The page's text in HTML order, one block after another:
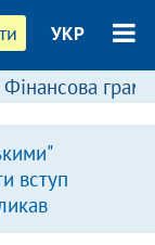
УКР
Фінансова
вступ